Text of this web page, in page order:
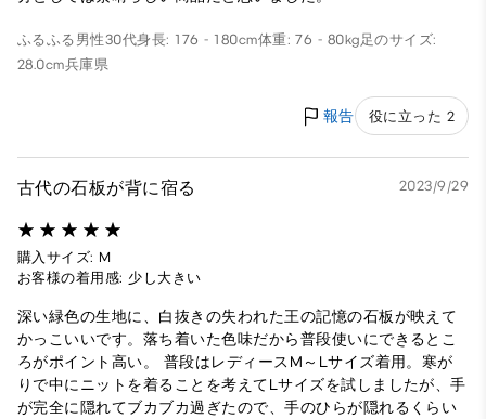
ふるふる 男性30代身長: 176 - 180cm体重: 76 - 80kg足のサイズ:
28.0cm兵庫県
報告 役に立った 2
古代の石板が背に宿る 2023/9/29
購入サイズ: M
お客様の着用感: 少し大きい
深い緑色の生地に、白抜きの失われた王の記憶の石板が映えて
かっこいいです。落ち着いた色味だから普段使いにできるとこ
ろがポイント高い。 普段はレディースM～Lサイズ着用。寒が
りで中にニットを着ることを考えてLサイズを試しましたが、手
が完全に隠れてブカブカ過ぎたので、手のひらが隠れるくらい